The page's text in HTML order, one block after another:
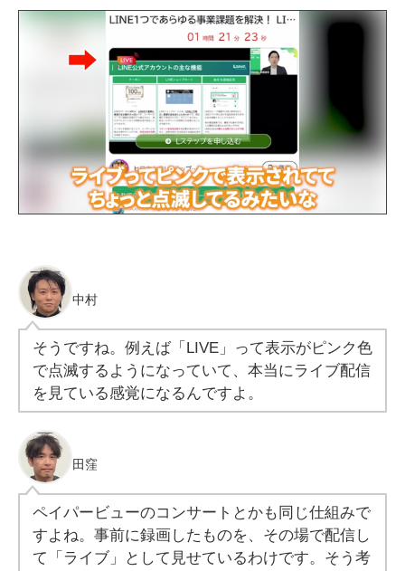
中村
そうですね。例えば「LIVE」って表示がピンク色
で点滅するようになっていて、本当にライブ配信
を見ている感覚になるんですよ。
田窪
ペイパービューのコンサートとかも同じ仕組みで
すよね。事前に録画したものを、その場で配信し
て「ライブ」として見せているわけです。そう考